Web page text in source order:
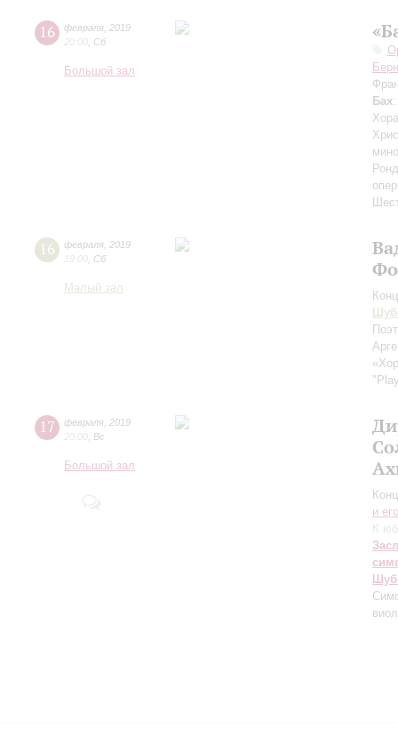
16 февраля 2019
20:00 Сб
Большой зал
Бах
16 февраля 2019
19:00 Сб
Малый зал
17 февраля 2019
20:00 Вс
Большой зал
и
К